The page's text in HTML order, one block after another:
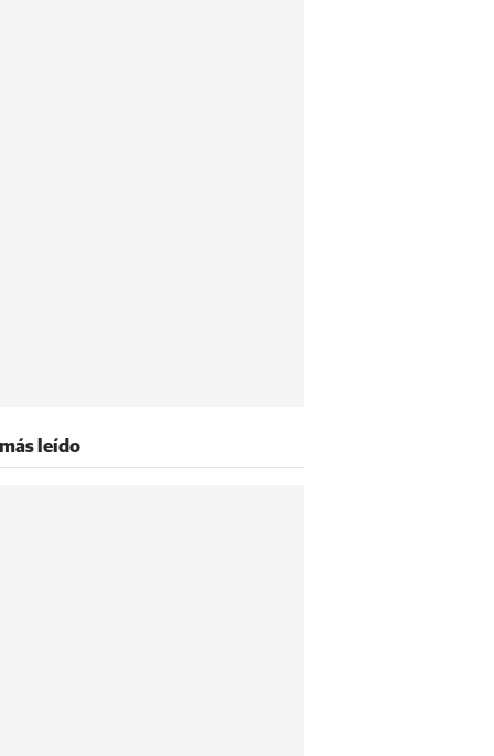
leído